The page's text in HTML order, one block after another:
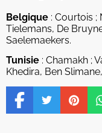
Belgique : Courtois ;
Tielemans, De
Saelemaekers.
Tunisie : Chamakh ;
Khedira, Ben